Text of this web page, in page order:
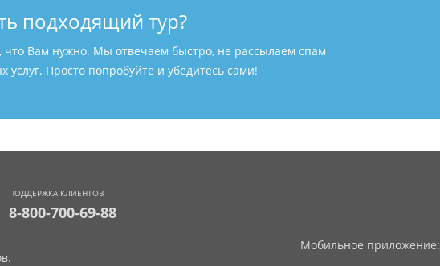
подходящий тур?
что Вам нужно. Мы отвечаем быстро, не рассылаем спам
Просто попробуйте и убедитесь сами!
ПОДДЕРЖКА КЛИЕНТОВ
8-800-700-69-88
Мобильное приложение: